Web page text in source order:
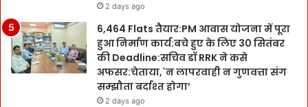
2 days ago
6,464 Flats तैयार:PM आवास योजना में पूरा
हुआ निर्माण कार्य:बचे हुए के लिए 30 सितंबर
की Deadline:सचिव डॉ RRK ने कसे
अफसर:चेताया,`न लापरवाही न गुणवत्ता संग
सम्झौता बर्दाश्त होगा’
2 days ago